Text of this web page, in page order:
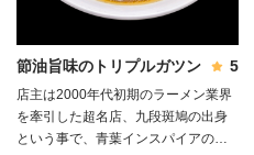
で、妻とシェアしてちょうどいい
くと、肉味噌との相性がぐっと良く
なります。 別皿に取り分けた味付け
脂に、レンジで作ったニラバターを
合わせて麺をディップ。これが一番
の当たりでした。 正直なところ、味
節油旨味のトリプルガツン 5
店主は2000年代初期のラーメン業界
を牽引した超名店、九段斑鳩の出身
という事で、青葉インスパイアの流